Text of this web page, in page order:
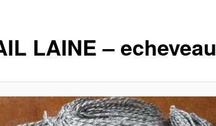
LAINE – echeveau